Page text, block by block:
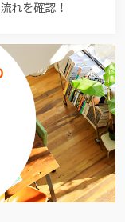
流れを確認！